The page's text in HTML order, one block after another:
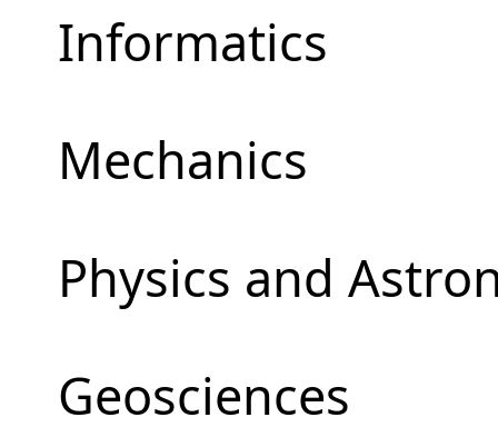
Informatics
Mechanics
Physics and
Geosciences